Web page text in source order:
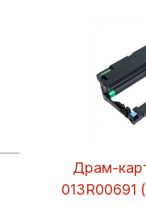
Драм-
013R00691